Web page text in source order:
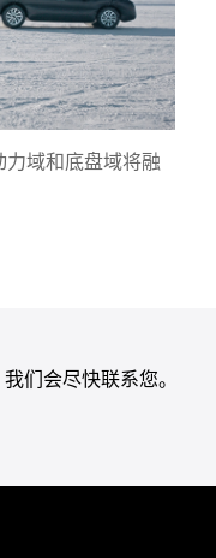
域和底盘域将融
们会尽快联系您。